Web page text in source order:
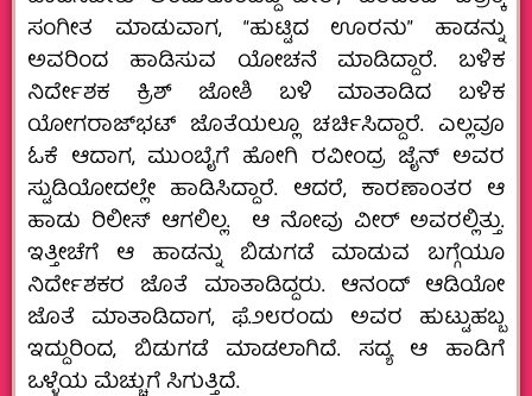
ಸಂಗೀತ ಮಾಡುವಾಗ, “ಹುಟ್ಟಿದ ಊರನು” ಹಾಡನ್ನು
ಅವರಿಂದ ಹಾಡಿಸುವ ಯೋಚನೆ ಮಾಡಿದ್ದಾರೆ. ಬಳಿಕ
ನಿರ್ದೇಶಕ ಕ್ರಿಶ್‌ ಜೋಶಿ ಬಳಿ ಮಾತಾಡಿದ ಬಳಿಕ
ಯೋಗರಾಜ್‌ಭಟ್‌ ಜೊತೆಯಲ್ಲೂ ಚರ್ಚಿಸಿದ್ದಾರೆ. ಎಲ್ಲವೂ
ಓಕೆ ಆದಾಗ, ಮುಂಬೈಗೆ ಹೋಗಿ ರವೀಂದ್ರ ಜೈನ್‌ ಅವರ
ಸ್ಟುಡಿಯೋದಲ್ಲೇ ಹಾಡಿಸಿದ್ದಾರೆ. ಆದರೆ, ಕಾರಣಾಂತರ ಆ
ಹಾಡು ರಿಲೀಸ್‌ ಆಗಲಿಲ್ಲ. ಆ ನೋವು ವೀರ್‌ ಅವರಲ್ಲಿತ್ತು.
ಇತ್ತೀಚೆಗೆ ಆ ಹಾಡನ್ನು ಬಿಡುಗಡೆ ಮಾಡುವ ಬಗ್ಗೆಯೂ
ನಿರ್ದೇಶಕರ ಜೊತೆ ಮಾತಾಡಿದ್ದರು. ಆನಂದ್‌ ಆಡಿಯೋ
ಜೊತೆ ಮಾತಾಡಿದಾಗ, ಫೆ.೨೮ರಂದು ಅವರ ಹುಟ್ಟುಹಬ್ಬ
ಇದ್ದುರಿಂದ, ಬಿಡುಗಡೆ ಮಾಡಲಾಗಿದೆ. ಸದ್ಯ ಆ ಹಾಡಿಗೆ
ಒಳ್ಳೆಯ ಮೆಚ್ಚುಗೆ ಸಿಗುತ್ತಿದೆ.